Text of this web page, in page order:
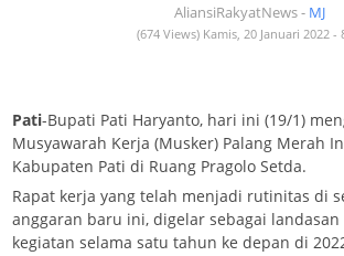
AliansiRakyatNews - MJ
(674 Views) Kamis, 20 Januari 2022 -
Pati-Bupati Pati Haryanto, hari ini (19/1)
Musyawarah Kerja (Musker) Palang Merah
Kabupaten Pati di Ruang Pragolo Setda.
Rapat kerja yang telah menjadi rutinitas di
anggaran baru ini, digelar sebagai
kegiatan selama satu tahun ke depan di